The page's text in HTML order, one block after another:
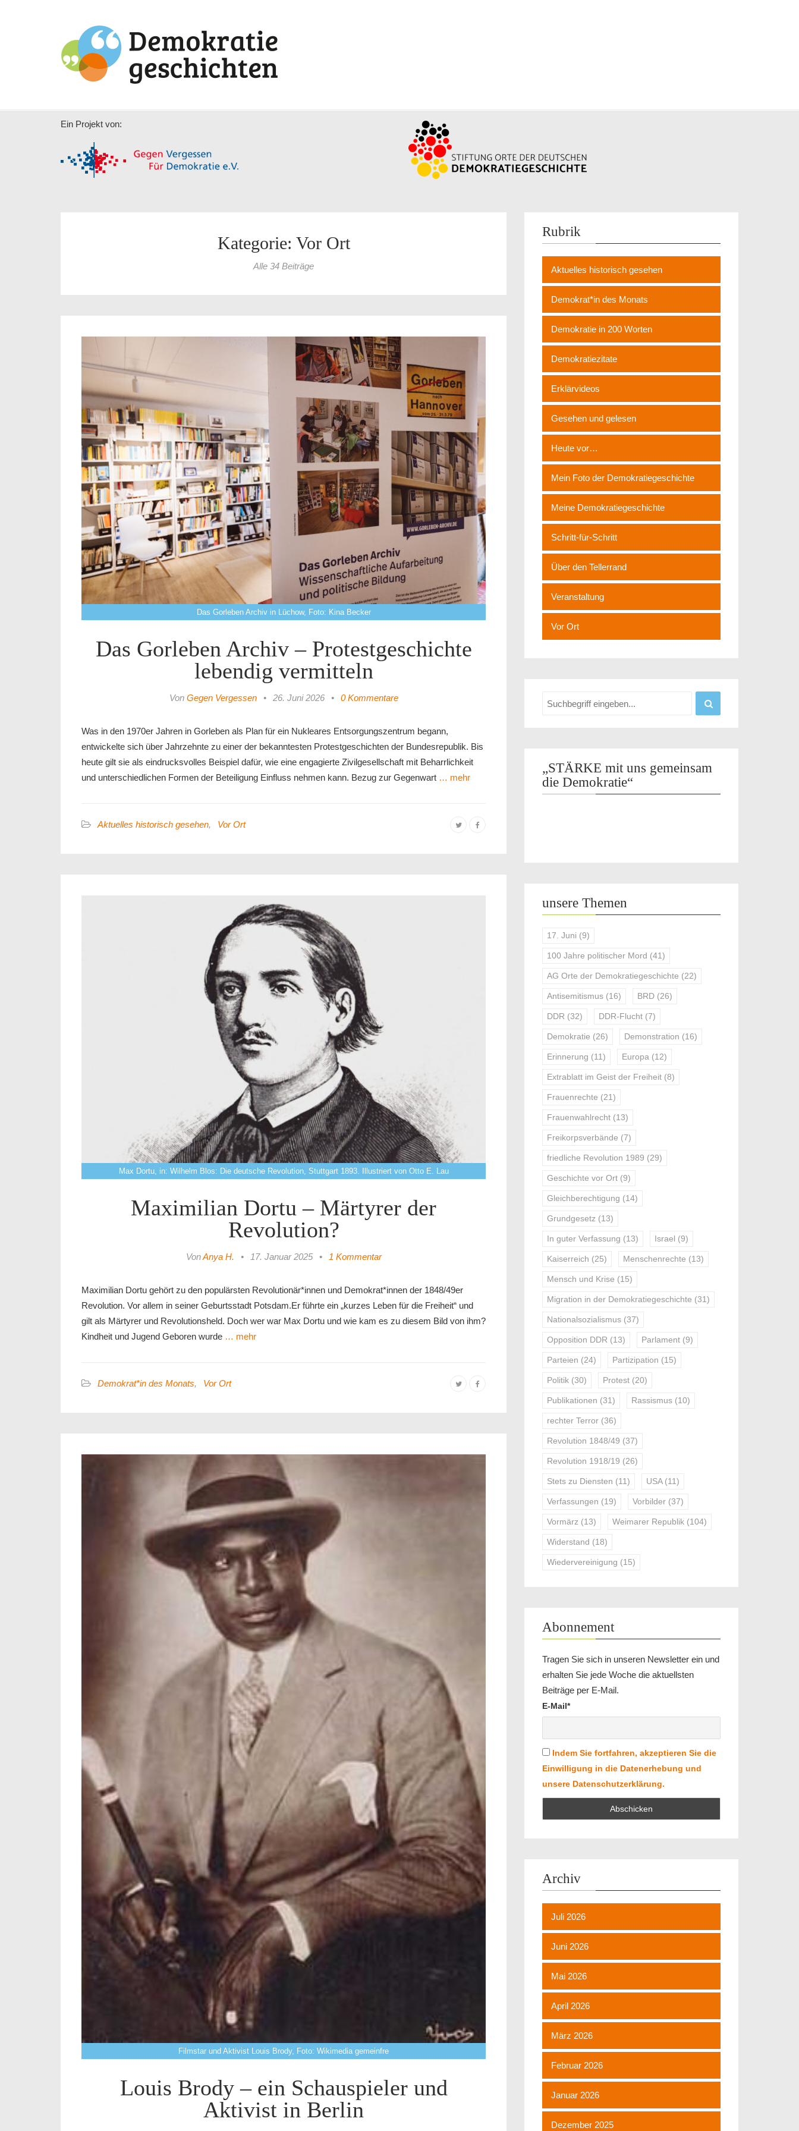
Ein Projekt von:
Kategorie: Vor Ort
Alle 34 Beiträge
Das Gorleben Archiv in Lüchow, Foto: Kina Becker
Das Gorleben Archiv – Protestgeschichte
lebendig vermitteln
Von Gegen Vergessen • 26. Juni 2026 • 0 Kommentare
Was in den 1970er Jahren in Gorleben als Plan für ein Nukleares Entsorgungszentrum begann,
entwickelte sich über Jahrzehnte zu einer der bekanntesten Protestgeschichten der Bundesrepublik. Bis
heute gilt sie als eindrucksvolles Beispiel dafür, wie eine engagierte Zivilgesellschaft mit Beharrlichkeit
und unterschiedlichen Formen der Beteiligung Einfluss nehmen kann. Bezug zur Gegenwart … mehr
Aktuelles historisch gesehen, Vor Ort
Max Dortu, in: Wilhelm Blos: Die deutsche Revolution, Stuttgart 1893. Illustriert von Otto E. Lau
Maximilian Dortu – Märtyrer der
Revolution?
VonAnya H. • 17. Januar 2025 • 1 Kommentar
Maximilian Dortu gehört zu den populärsten Revolutionär*innen und Demokrat*innen der 1848/49er
Revolution. Vor allem in seiner Geburtsstadt Potsdam.Er führte ein „kurzes Leben für die Freiheit“ und
gilt als Märtyrer und Revolutionsheld. Doch wer war Max Dortu und wie kam es zu diesem Bild von ihm?
Kindheit und Jugend Geboren wurde … mehr
Demokrat*in des Monats, Vor Ort
Filmstar und Aktivist Louis Brody, Foto: Wikimedia gemeinfre
Louis Brody – ein Schauspieler und
Aktivist in Berlin
Rubrik
Aktuelles historisch gesehen
Demokrat*in des Monats
Demokratie in 200 Worten
Demokratiezitate
Erklärvideos
Gesehen und gelesen
Heute vor…
Mein Foto der Demokratiegeschichte
Meine Demokratiegeschichte
Schritt-für-Schritt
Über den Tellerrand
Veranstaltung
Vor Ort
„STÄRKE mit uns gemeinsam
die Demokratie“
unsere Themen
17. Juni (9)
100 Jahre politischer Mord (41)
AG Orte der Demokratiegeschichte (22)
Antisemitismus (16) BRD (26)
DDR (32) DDR-Flucht (7)
Demokratie (26) Demonstration (16)
Erinnerung (11) Europa (12)
Extrablatt im Geist der Freiheit (8)
Frauenrechte (21)
Frauenwahlrecht (13)
Freikorpsverbände (7)
friedliche Revolution 1989 (29)
Geschichte vor Ort (9)
Gleichberechtigung (14)
Grundgesetz (13)
In guter Verfassung (13) Israel (9)
Kaiserreich (25) Menschenrechte (13)
Mensch und Krise (15)
Migration in der Demokratiegeschichte (31)
Nationalsozialismus (37)
Opposition DDR (13) Parlament (9)
Parteien (24) Partizipation (15)
Politik (30) Protest (20)
Publikationen (31) Rassismus (10)
rechter Terror (36)
Revolution 1848/49 (37)
Revolution 1918/19 (26)
Stets zu Diensten (11) USA(11)
Verfassungen (19) Vorbilder (37)
Vormärz (13) Weimarer Republik (104)
Widerstand (18)
Wiedervereinigung (15)
Abonnement
Tragen Sie sich in unseren Newsletter ein und
erhalten Sie jede Woche die aktuellsten
Beiträge per E-Mail.
E-Mail*
Indem Sie fortfahren, akzeptieren Sie die
Einwilligung in die Datenerhebung und
unsere Datenschutzerklärung.
Archiv
Juli 2026
Juni 2026
Mai 2026
April 2026
März 2026
Februar 2026
Januar 2026
Dezember 2025